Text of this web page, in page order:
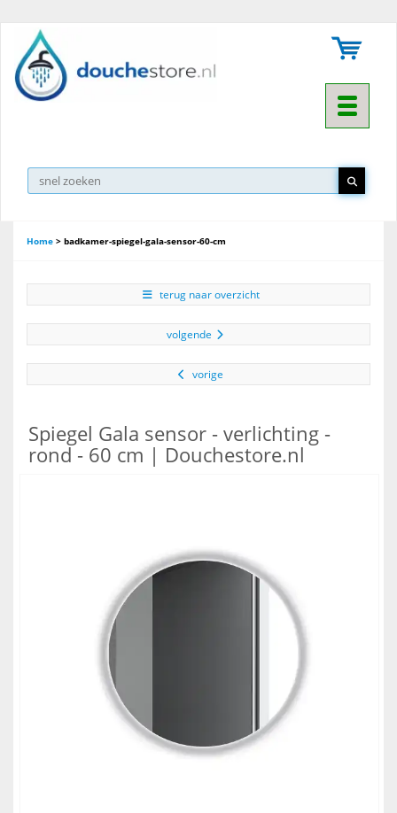
Toggle
Home > badkamer-spiegel-gala-sensor-60-cm
terug naar overzicht
volgende
vorige
Spiegel Gala sensor - verlichting -
rond - 60 cm | Douchestore.nl